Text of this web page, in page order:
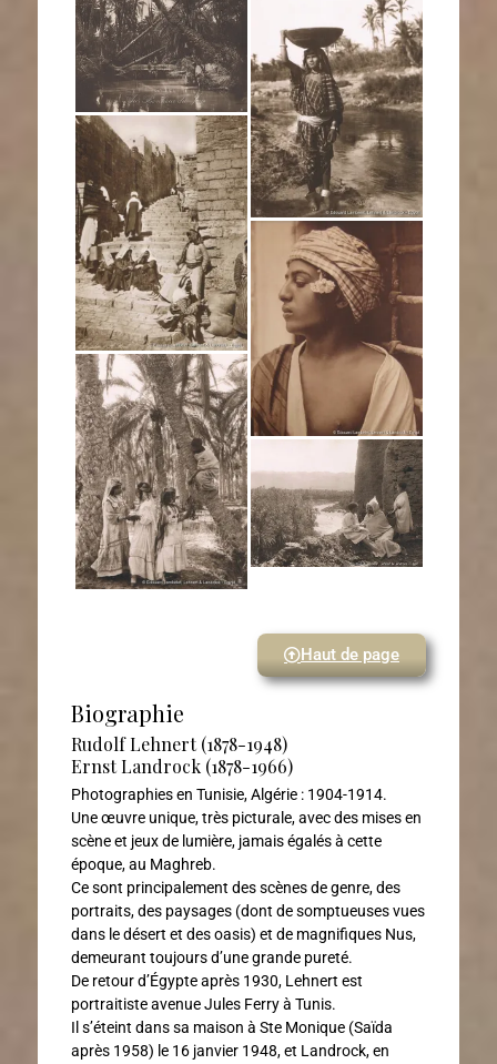
Haut de page
Biographie
Rudolf Lehnert (1878-1948)
Ernst Landrock (1878-1966)
Photographies en Tunisie, Algérie : 1904-1914.
Une œuvre unique, très picturale, avec des mises en
scène et jeux de lumière, jamais égalés à cette
époque, au Maghreb.
Ce sont principalement des scènes de genre, des
portraits, des paysages (dont de somptueuses vues
dans le désert et des oasis) et de magnifiques Nus,
demeurant toujours d’une grande pureté.
De retour d’Égypte après 1930, Lehnert est
portraitiste avenue Jules Ferry à Tunis.
Il s’éteint dans sa maison à Ste Monique (Saïda
après 1958) le 16 janvier 1948, et Landrock, en